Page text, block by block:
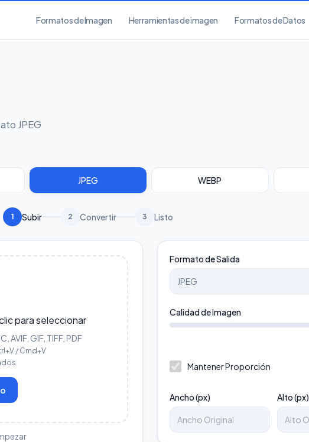
Formatos de Imagen Herramientas de imagen Formatos de Datos
JPEG
JPEG WEBP
1 Subir 2 Convertir 3 Listo
para seleccionar
AVIF, GIF, TIFF, PDF
/ Cmd+V
Formato de Salida
Calidad de Imagen
Mantener Proporción
Ancho (px) Alto (px)